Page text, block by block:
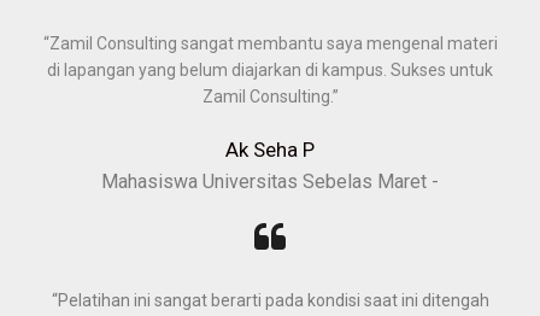
“Zamil Consulting sangat membantu saya mengenal materi
di lapangan yang belum diajarkan di kampus. Sukses untuk
Zamil Consulting.”
Ak Seha P
Mahasiswa Universitas Sebelas Maret -
“Pelatihan ini sangat berarti pada kondisi saat ini ditengah